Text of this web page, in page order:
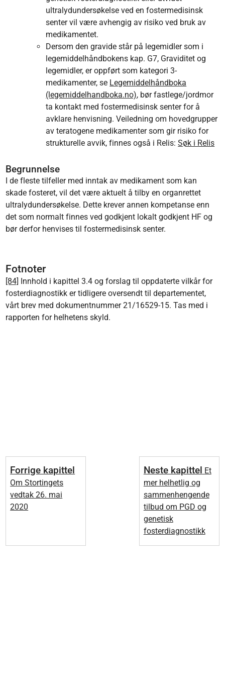
ultralydundersøkelse ved en fostermedisinsk
senter vil være avhengig av risiko ved bruk av
medikamentet.
Dersom den gravide står på legemidler som i
legemiddelhåndbokens kap. G7, Graviditet og
legemidler, er oppført som kategori 3-
medikamenter, se Legemiddelhåndboka
(legemiddelhandboka.no), bør fastlege/jordmor
ta kontakt med fostermedisinsk senter for å
avklare henvisning. Veiledning om hovedgrupper
av teratogene medikamenter som gir risiko for
strukturelle avvik, finnes også i Relis:Søk i Relis
Begrunnelse
I de fleste tilfeller med inntak av medikament som kan
skade fosteret, vil det være aktuelt å tilby en organrettet
ultralydundersøkelse. Dette krever annen kompetanse enn
det som normalt finnes ved godkjent lokalt godkjent HF og
bør derfor henvises til fostermedisinsk senter.
Fotnoter
[84] Innhold i kapittel 3.4 og forslag til oppdaterte vilkår for
fosterdiagnostikk er tidligere oversendt til departementet,
vårt brev med dokumentnummer 21/16529-15. Tas med i
rapporten for helhetens skyld.
Forrige kapittel
Om Stortingets
vedtak 26. mai
2020
Neste kapittel Et
mer helhetlig og
sammenhengende
tilbud om PGD og
genetisk
fosterdiagnostikk